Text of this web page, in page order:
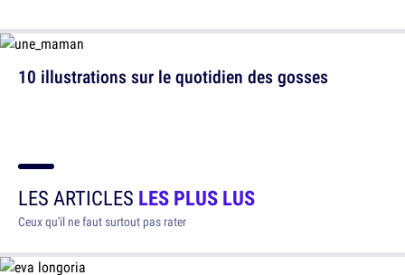
10 illustrations sur le quotidien des gosses
LES ARTICLES LES PLUS LUS
Ceux qu'il ne faut surtout pas rater